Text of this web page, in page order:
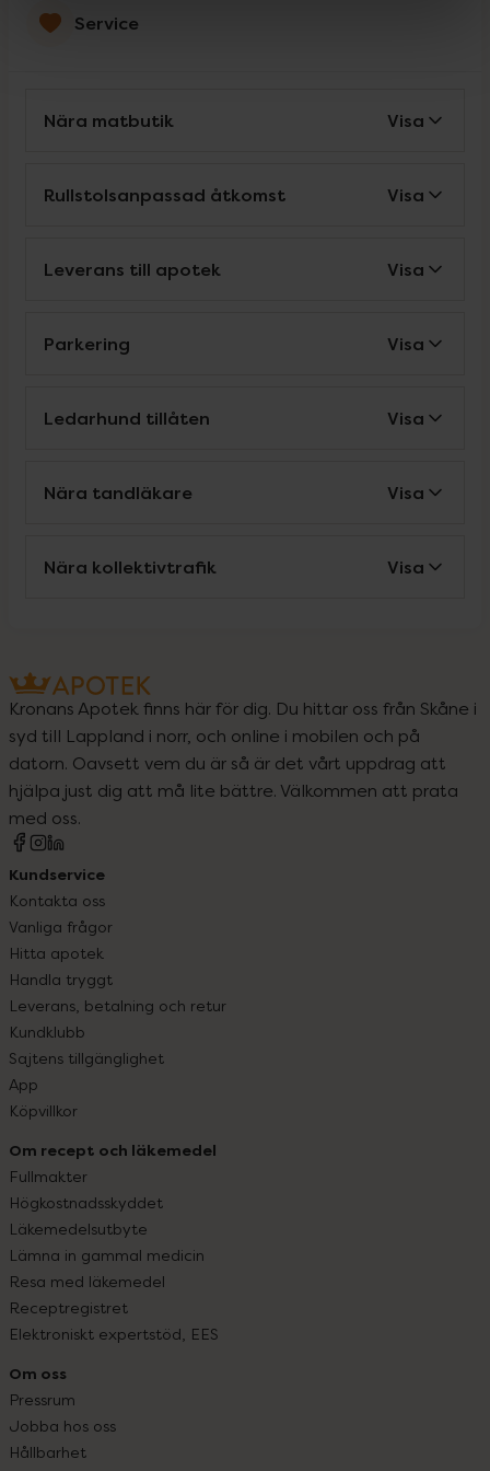
Service
Nära matbutik Visa
Rullstolsanpassad åtkomst Visa
Leverans till apotek Visa
Parkering Visa
Ledarhund tillåten Visa
Nära tandläkare Visa
Nära kollektivtrafik Visa
Kronans Apotek finns här för dig. Du hittar oss från Skåne i
syd till Lappland i norr, och online i mobilen och på
datorn. Oavsett vem du är så är det vårt uppdrag att
hjälpa just dig att må lite bättre. Välkommen att prata
med oss.
Kundservice
Kontakta oss
Vanliga frågor
Hitta apotek
Handla tryggt
Leverans, betalning och retur
Kundklubb
Sajtens tillgänglighet
App
Köpvillkor
Om recept och läkemedel
Fullmakter
Högkostnadsskyddet
Läkemedelsutbyte
Lämna in gammal medicin
Resa med läkemedel
Receptregistret
Elektroniskt expertstöd, EES
Om oss
Pressrum
Jobba hos oss
Hållbarhet